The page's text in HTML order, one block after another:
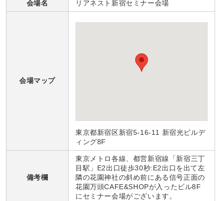
会場名 リアネスト新宿セミナー会場
会場マップ
東京都新宿区新宿5-16-11 新宿光ビルデ
ィング8F
備考欄
東京メトロ各線、都営新宿線「新宿三丁
目駅」E2出口徒歩30秒:E2出口を出て左
隣の花園神社の斜め前にある信号正面の
花園万頭CAFE&SHOPが入ったビル8F
にセミナー会場がございます。